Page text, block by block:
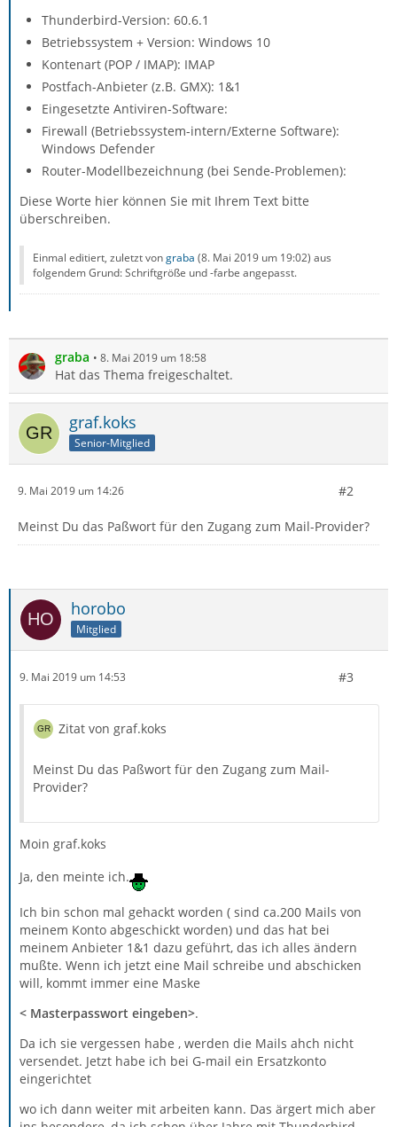
Thunderbird-Version: 60.6.1
Betriebssystem + Version: Windows 10
Kontenart (POP / IMAP): IMAP
Postfach-Anbieter (z.B. GMX): 1&1
Eingesetzte Antiviren-Software:
Firewall (Betriebssystem-intern/Externe Software):
Windows Defender
Router-Modellbezeichnung (bei Sende-Problemen):
Diese Worte hier können Sie mit Ihrem Text bitte
überschreiben.
Einmal editiert, zuletzt vongraba (8. Mai 2019 um 19:02) aus
folgendem Grund: Schriftgröße und -farbe angepasst.
graba 8. Mai 2019 um 18:58
Hat das Thema freigeschaltet.
graf.koks
Senior-Mitglied
9. Mai 2019 um 14:26 #2
Meinst Du das Paßwort für den Zugang zum Mail-Provider?
horobo
Mitglied
9. Mai 2019 um 14:53 #3
Zitat von graf.koks
Meinst Du das Paßwort für den Zugang zum Mail-
Provider?
Moin graf.koks
Ja, den meinte ich.
Ich bin schon mal gehackt worden ( sind ca.200 Mails von
meinem Konto abgeschickt worden) und das hat bei
meinem Anbieter 1&1 dazu geführt, das ich alles ändern
mußte. Wenn ich jetzt eine Mail schreibe und abschicken
will, kommt immer eine Maske
< Masterpasswort eingeben>.
Da ich sie vergessen habe , werden die Mails ahch nicht
versendet. Jetzt habe ich bei G-mail ein Ersatzkonto
eingerichtet
wo ich dann weiter mit arbeiten kann. Das ärgert mich aber